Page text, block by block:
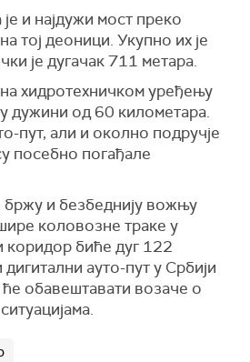
и најдужи мост преко
тој деоници. Укупно их је
је дугачак 711 метара.
хидротехничком уређењу
дужини од 60 километара.
пут, али и околно подручје
посебно погађале
и безбеднију вожњу
коловозне траке у
коридор биће дуг 122
ауто-пут у Србији
ће обавештавати возаче о